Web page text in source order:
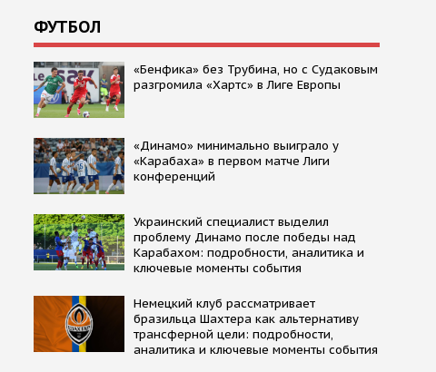
ФУТБОЛ
«Бенфика» без Трубина, но с Судаковым
разгромила «Хартс» в Лиге Европы
«Динамо» минимально выиграло у
«Карабаха» в первом матче Лиги
конференций
Украинский специалист выделил
проблему Динамо после победы над
Карабахом: подробности, аналитика и
ключевые моменты события
Немецкий клуб рассматривает
бразильца Шахтера как альтернативу
трансферной цели: подробности,
аналитика и ключевые моменты события